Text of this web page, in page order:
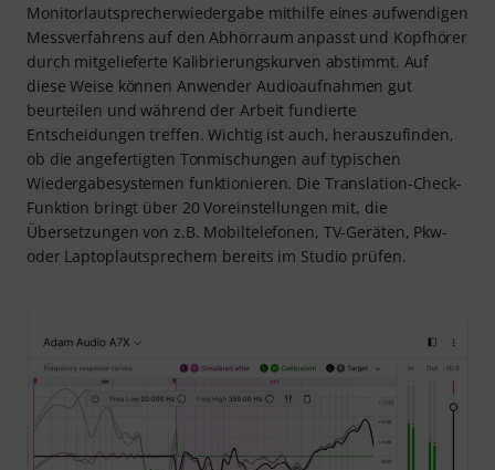
Monitorlautsprecherwiedergabe mithilfe eines aufwendigen
Messverfahrens auf den Abhörraum anpasst und Kopfhörer
durch mitgelieferte Kalibrierungskurven abstimmt. Auf
diese Weise können Anwender Audioaufnahmen gut
beurteilen und während der Arbeit fundierte
Entscheidungen treffen. Wichtig ist auch, herauszufinden,
ob die angefertigten Tonmischungen auf typischen
Wiedergabesystemen funktionieren. Die Translation-Check-
Funktion bringt über 20 Voreinstellungen mit, die
Übersetzungen von z.B. Mobiltelefonen, TV-Geräten, Pkw-
oder Laptoplautsprechern bereits im Studio prüfen.